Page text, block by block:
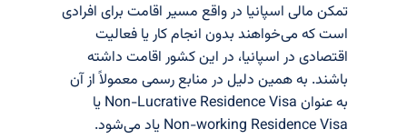
تمکن مالی اسپانیا در واقع مسیر اقامت برای افرادی
است که می‌خواهند بدون انجام کار یا فعالیت
اقتصادی در اسپانیا، در این کشور اقامت داشته
باشند. به همین دلیل در منابع رسمی معمولاً از آن
به عنوان Non-Lucrative Residence Visa یا
Non-working Residence Visa یاد می‌شود.